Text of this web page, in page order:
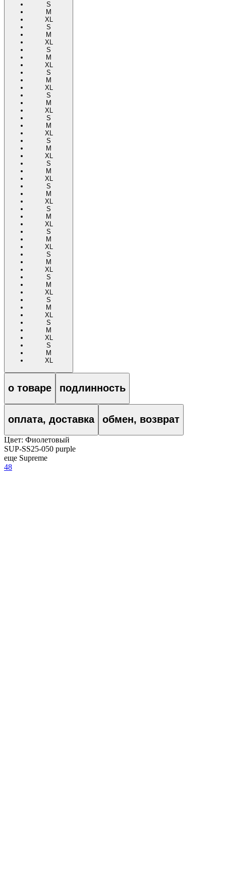
S
M
XL
S
M
XL
S
M
XL
S
M
XL
S
M
XL
S
M
XL
S
M
XL
S
M
XL
S
M
XL
S
M
XL
S
M
XL
S
M
XL
S
M
XL
S
M
XL
S
M
XL
S
M
XL
о товаре подлинность
оплата, доставка обмен, возврат
Цвет: Фиолетовый
SUP-SS25-050 purple
еще Supreme
48